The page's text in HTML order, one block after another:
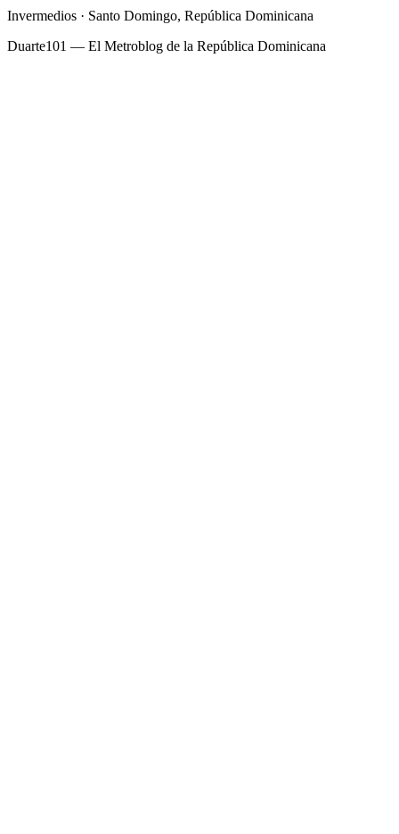
Invermedios · Santo Domingo, República Dominicana
Duarte101 — El Metroblog de la República Dominicana